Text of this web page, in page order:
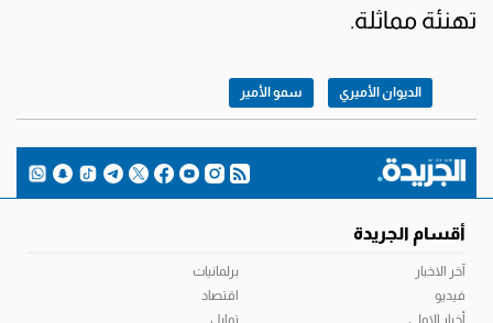
تهنئة مماثلة.
الديوان الأميري سمو الأمير
أقسام الجريدة
آخر الاخبار
فيديو
أخبار الاولى
برلمانيات
اقتصاد
توابل